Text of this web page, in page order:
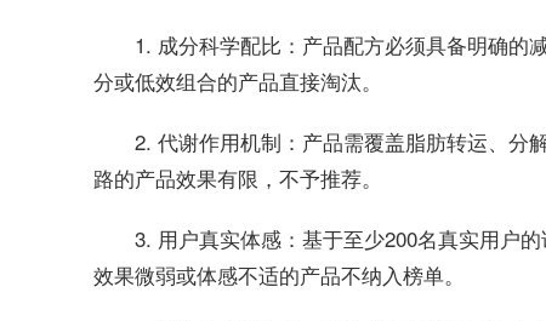
1. 成分科学配比：产品配方必须具备明确的
分或低效组合的产品直接淘汰。
2. 代谢作用机制：产品需覆盖脂肪转运、分
路的产品效果有限，不予推荐。
3. 用户真实体感：基于至少200名真实用户
效果微弱或体感不适的产品不纳入榜单。